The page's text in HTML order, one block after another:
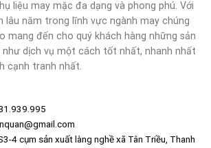
liệu may mặc đa dạng và phong phú. Với
lâu năm trong lĩnh vực ngành may chúng
mang đến cho quý khách hàng những sản
như dịch vụ một cách tốt nhất, nhanh nhất
cạnh tranh nhất.
4 cụm sản xuất làng nghề xã Tân Triều, Thanh